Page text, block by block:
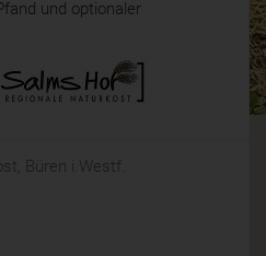
und optionaler
Büren i.Westf.